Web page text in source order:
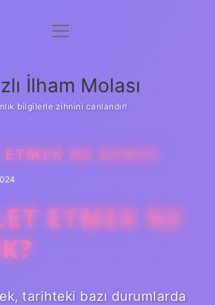
Anasayfa
Yasal Uyarı
menüyü
İlham Molası
bilgilerle zihnini canlandır!
NE DEMEK
ETMEK NE
tarihteki bazı durumlarda